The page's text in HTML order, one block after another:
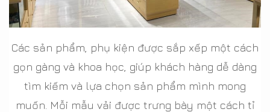
Các sản phẩm, phụ kiện được sắp xếp một cách
gọn gàng và khoa học, giúp khách hàng dễ dàng
tìm kiếm và lựa chọn sản phẩm mình mong
muốn. Mỗi mẫu vải được trưng bày một cách tỉ